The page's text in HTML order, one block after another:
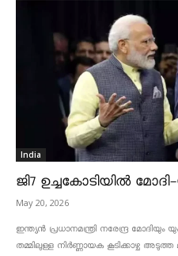
India
ജി7 ഉച്ചകോടിയിൽ മോദി-
May 20, 2026
ഇന്ത്യൻ പ്രധാനമന്ത്രി നരേന്ദ്ര
തമ്മിലുള്ള നിർണ്ണായക കൂടിക്കാഴ്ച